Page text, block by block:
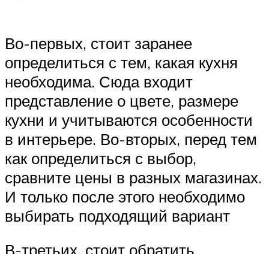
Во-первых, стоит заранее
определиться с тем, какая кухня
необходима. Сюда входит
представление о цвете, размере
кухни и учитываются особенности
в интерьере. Во-вторых, перед тем
как определиться с выбор,
сравните цены в разных магазинах.
И только после этого необходимо
выбирать подходящий вариант
В-третьих, стоит обратить